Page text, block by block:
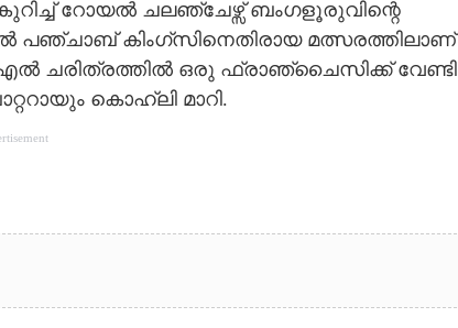
റോയൽ ചലഞ്ചേഴ്സ് ബംഗളൂരുവിന്റെ
പഞ്ചാബ് കിംഗ്സിനെതിരായ മത്സരത്തിലാണ്
ചരിത്രത്തിൽ ഒരു ഫ്രാഞ്ചൈസിക്ക് വേണ്ടി
കൊ‌ഹ്‌ലി മാറി.